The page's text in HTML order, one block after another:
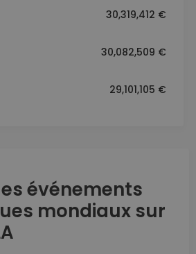
30,319,412 €
30,082,509 €
29,101,105 €
événements
mondiaux sur